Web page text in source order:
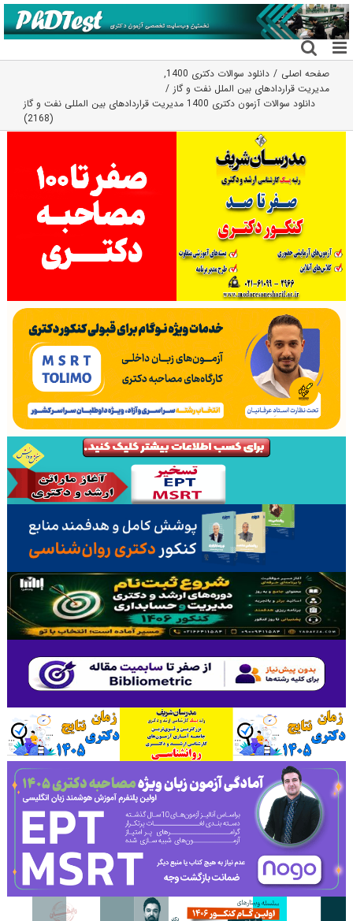
رفتن
به
محتوا
صفحه اصلی دانلود سوالات دکتری 1400
,
مدیریت قراردادهای بین الملل نفت و گاز
دانلود سوالات آزمون دکتری 1400 مدیریت قراردادهای بین‌ المللی نفت و گاز
(2168)